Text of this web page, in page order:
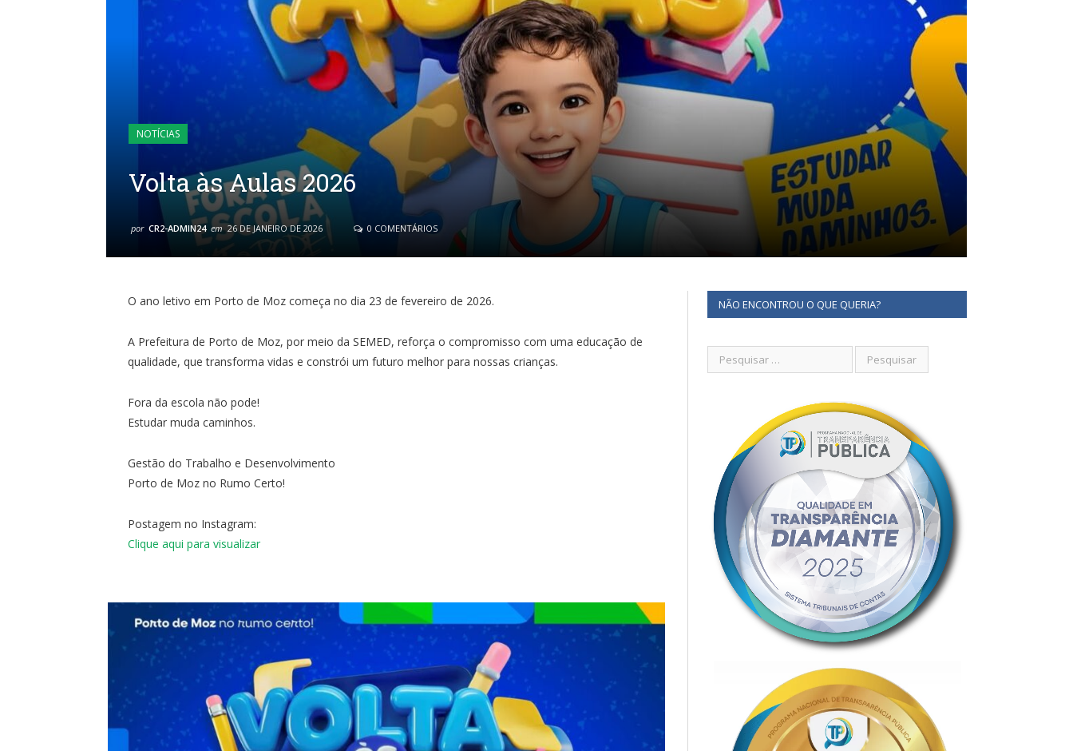
NOTÍCIAS
Volta às Aulas 2026
por CR2-ADMIN24 em 26 DE JANEIRO DE 2026 0 COMENTÁRIOS
O ano letivo em Porto de Moz começa no dia 23 de fevereiro de 2026.
A Prefeitura de Porto de Moz, por meio da SEMED, reforça o compromisso com uma educação de
qualidade, que transforma vidas e constrói um futuro melhor para nossas crianças.
Fora da escola não pode!
Estudar muda caminhos.
Gestão do Trabalho e Desenvolvimento
Porto de Moz no Rumo Certo!
Postagem no Instagram:
Clique aqui para visualizar
NÃO ENCONTROU O QUE QUERIA?